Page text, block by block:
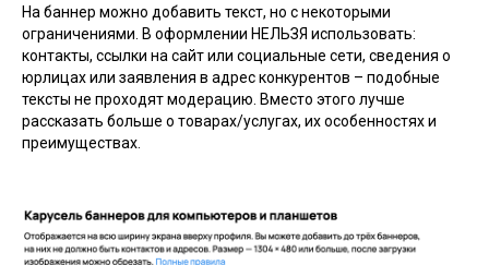
На баннер можно добавить текст, но с некоторыми
ограничениями. В оформлении НЕЛЬЗЯ использовать:
контакты, ссылки на сайт или социальные сети, сведения о
юрлицах или заявления в адрес конкурентов – подобные
тексты не проходят модерацию. Вместо этого лучше
рассказать больше о товарах/услугах, их особенностях и
преимуществах.